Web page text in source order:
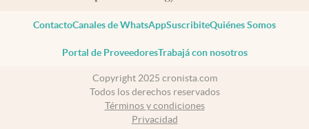
ContactoCanales de WhatsAppSuscribiteQuiénes Somos
Portal de ProveedoresTrabajá con nosotros
Copyright 2025 cronista.com
Todos los derechos reservados
Términos y condiciones
Privacidad